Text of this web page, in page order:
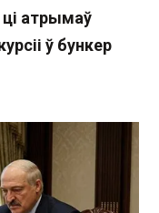
атрымаў
ў бункер